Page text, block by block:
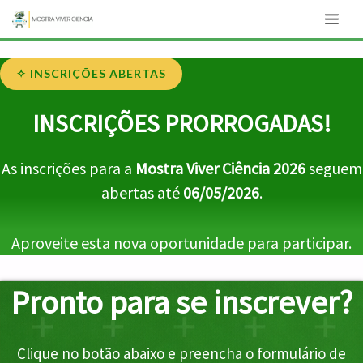
para
o
conteúdo
✧ INSCRIÇÕES ABERTAS
INSCRIÇÕES PRORROGADAS!
As inscrições para a Mostra Viver Ciência 2026seguem
abertas até 06/05/2026.
Aproveite esta nova oportunidade para participar.
Pronto para se inscrever?
Clique no botão abaixo e preencha o formulário de